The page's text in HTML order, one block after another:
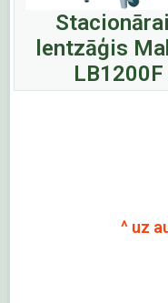
lentzāģis
LB1200F
^ uz